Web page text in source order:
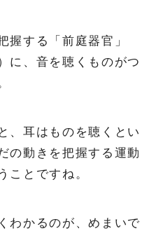
握する「前庭器官」
に、音を聴くものがつ
、耳はものを聴くとい
の動きを把握する運動
ことですね。
わかるのが、めまいで